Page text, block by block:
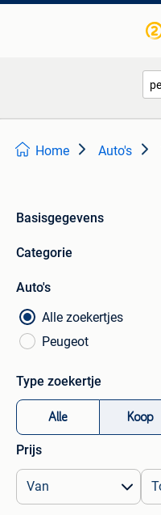
Home Auto's
Basisgegevens
Categorie
Auto's
Alle zoekertjes
Peugeot
Type zoekertje
Alle Koop
Prijs